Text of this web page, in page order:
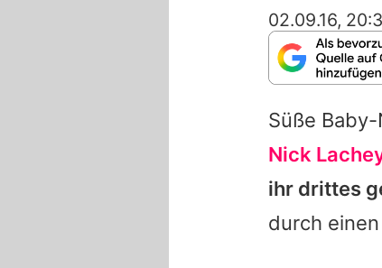
02.09.16,
Süße
Nick
ihr drittes
durch